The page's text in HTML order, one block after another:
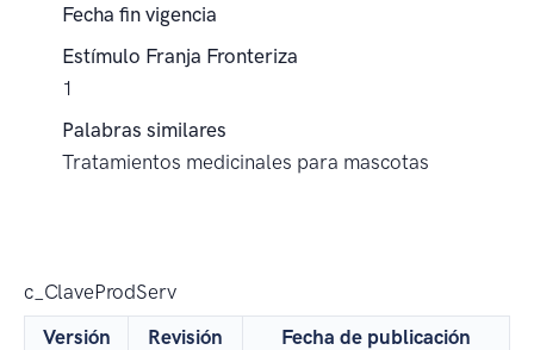
Fecha fin vigencia
Estímulo Franja Fronteriza
1
Palabras similares
Tratamientos medicinales para mascotas
c_ClaveProdServ
Versión
Revisión
Fecha de publicación